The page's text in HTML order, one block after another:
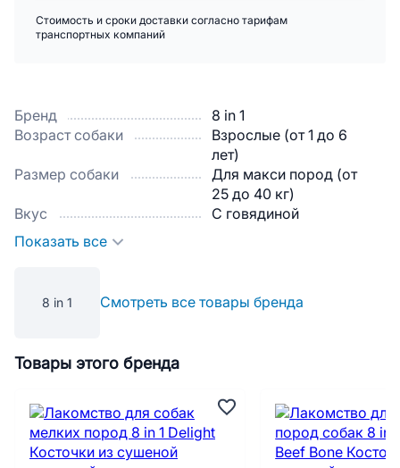
Бренд
8 in 1
Возраст собаки
Взрослые (от 1 до 6
лет)
Размер собаки
Для макси пород (от
25 до 40 кг)
Вкус
С говядиной
Показать все
8 in 1 Смотреть все товары бренда
Стоимость и сроки доставки согласно тарифам
транспортных компаний
Товары этого бренда